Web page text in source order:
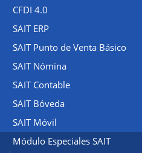
CFDI 4.0
SAIT ERP
SAIT Punto de Venta Básico
SAIT Nómina
SAIT Contable
SAIT Bóveda
SAIT Móvil
Módulo Especiales SAIT